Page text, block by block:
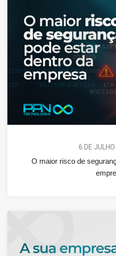
6 DE
O maior risco de